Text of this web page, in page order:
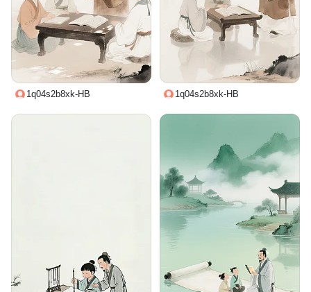
1q04s2b8xk-HB 1q04s2b8xk-HB